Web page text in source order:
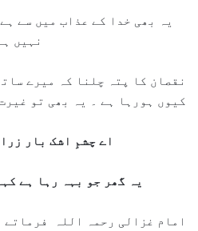
یہ بھی خدا کے عذاب میں سے
نہیں
نقصان کا پتہ چلنا کہ میرے
کیوں ہورہا ہے ۔ یہ بھی تو
اے چشمِ اشک بار
یہ گھر جو بہہ رہا ہے
امام غزالی رحمہ اللہ فرماتے